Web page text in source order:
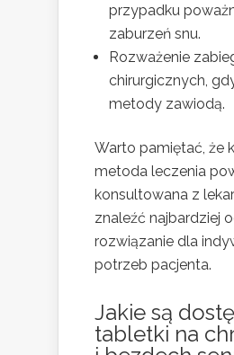
przypadku
zaburzeń snu.
Rozważenie
chirurgicznych,
metody zawiodą.
Warto pamiętać, że
metoda leczenia
konsultowana z
znaleźć najbardziej
rozwiązanie dla
potrzeb pacjenta.
Jakie są
tabletki na